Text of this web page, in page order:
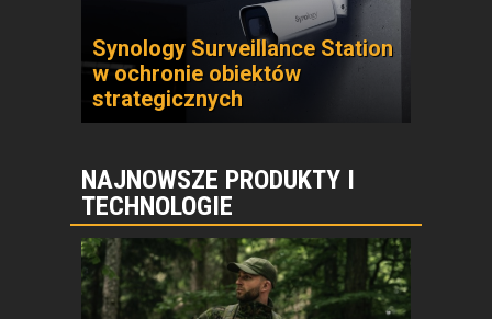
Synology Surveillance Station
w ochronie obiektów
strategicznych
NAJNOWSZE PRODUKTY I
TECHNOLOGIE